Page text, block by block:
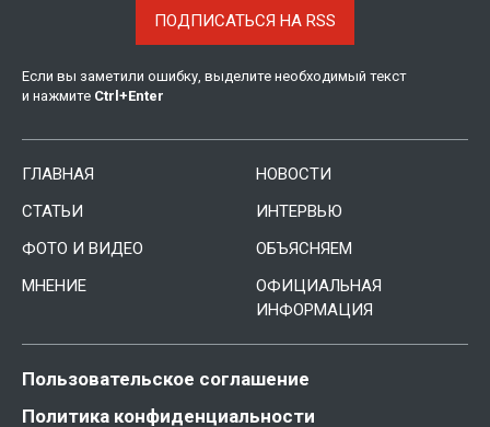
ПОДПИСАТЬСЯ НА RSS
Если вы заметили ошибку, выделите необходимый текст
и нажмите Ctrl +Enter
ГЛАВНАЯ
НОВОСТИ
СТАТЬИ
ИНТЕРВЬЮ
ФОТО И ВИДЕО
ОБЪЯСНЯЕМ
МНЕНИЕ
ОФИЦИАЛЬНАЯ
ИНФОРМАЦИЯ
Пользовательское соглашение
Политика конфиденциальности